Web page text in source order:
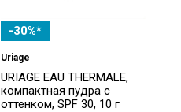
-30%*
Uriage
URIAGE EAU THERMALE,
компактная пудра с
оттенком, SPF 30, 10 г